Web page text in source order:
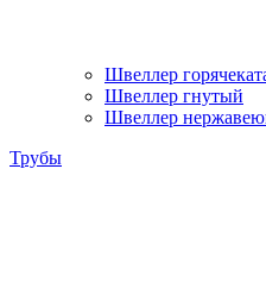
Швеллер
Швеллер гнутый
Швеллер
Трубы